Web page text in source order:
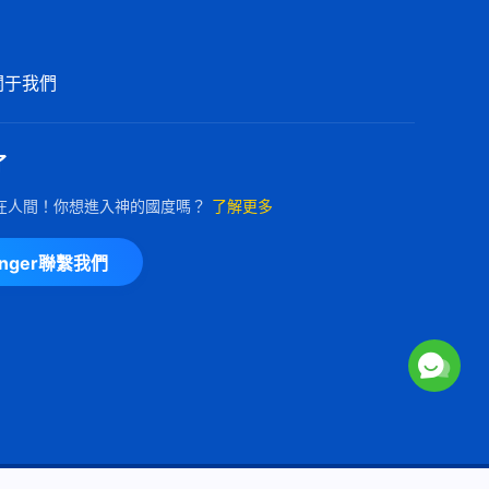
福音電影《誰是我的主》你知道
于我們
人間！你想進入神的國度嗎？ 了解更多
聯繫我們